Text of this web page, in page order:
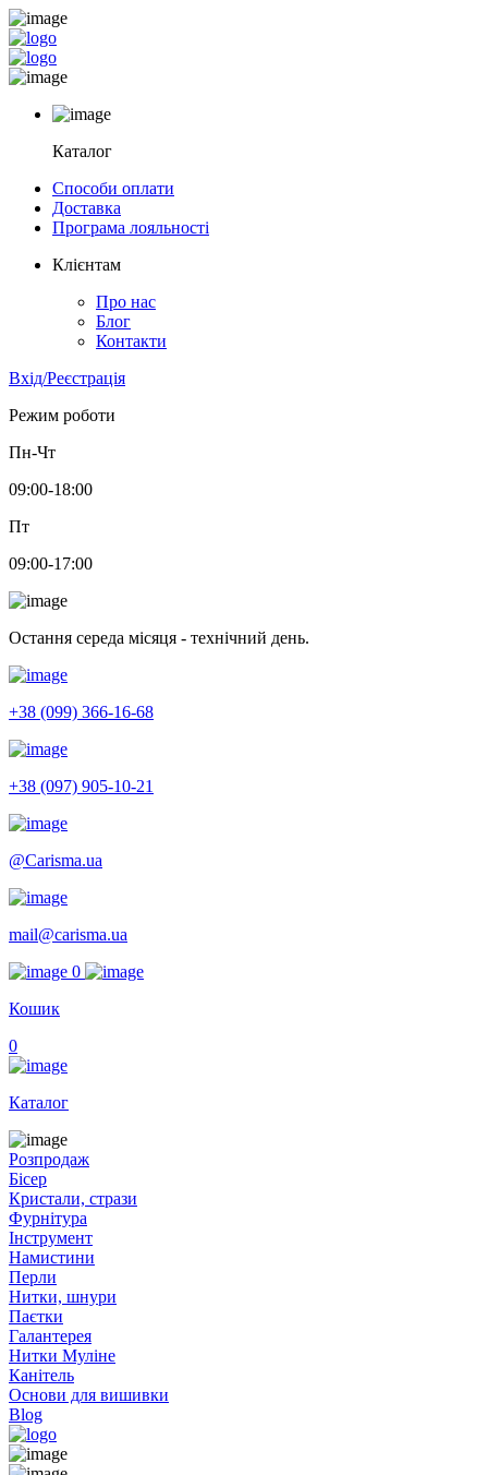
Каталог
Способи оплати
Доставка
Програма лояльності
Клієнтам
Про нас
Блог
Контакти
Вхід/Реєстрація
Режим роботи
Пн-Чт
09:00-18:00
Пт
09:00-17:00
Остання середа місяця - технічний день.
+38 (099) 366-16-68
+38 (097) 905-10-21
@Carisma.ua
mail@carisma.ua
0
Кошик
0
Каталог
Розпродаж
Бісер
Кристали, стрази
Фурнітура
Інструмент
Намистини
Перли
Нитки, шнури
Паєтки
Галантерея
Нитки Муліне
Канітель
Основи для вишивки
Blog